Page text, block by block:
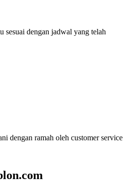
sesuai dengan jadwal yang telah
dengan ramah oleh customer service